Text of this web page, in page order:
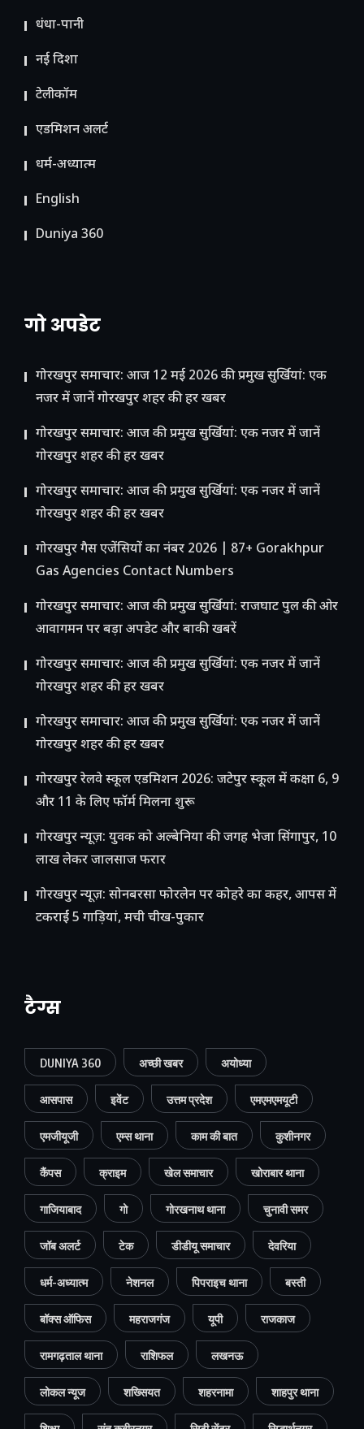
धंधा-पानी
नई दिशा
टेलीकॉम
ए​डमिशन अलर्ट
धर्म-अध्यात्म
English
Duniya 360
गो अपडेट
गोरखपुर समाचार: आज 12 मई 2026 की प्रमुख सुर्खियां: एक
नजर में जानें गोरखपुर शहर की हर खबर
गोरखपुर समाचार: आज की प्रमुख सुर्खियां: एक नजर में जानें
गोरखपुर शहर की हर खबर
गोरखपुर समाचार: आज की प्रमुख सुर्खियां: एक नजर में जानें
गोरखपुर शहर की हर खबर
गोरखपुर गैस एजेंसियों का नंबर 2026 | 87+ Gorakhpur
Gas Agencies Contact Numbers
गोरखपुर समाचार: आज की प्रमुख सुर्खियां: राजघाट पुल की ओर
आवागमन पर बड़ा अपडेट और बाकी खबरें
गोरखपुर समाचार: आज की प्रमुख सुर्खियां: एक नजर में जानें
गोरखपुर शहर की हर खबर
गोरखपुर समाचार: आज की प्रमुख सुर्खियां: एक नजर में जानें
गोरखपुर शहर की हर खबर
गोरखपुर रेलवे स्कूल एडमिशन 2026: जटेपुर स्कूल में कक्षा 6, 9
और 11 के लिए फॉर्म मिलना शुरू
गोरखपुर न्यूज़: युवक को अल्बेनिया की जगह भेजा सिंगापुर, 10
लाख लेकर जालसाज फरार
गोरखपुर न्यूज़: सोनबरसा फोरलेन पर कोहरे का कहर, आपस में
टकराईं 5 गाड़ियां, मची चीख-पुकार
टैग्स
DUNIYA 360 अच्छी खबर अयोध्या
आसपास इवेंट उत्तम प्रदेश एमएमएमयूटी
एमजीयूजी एम्स थाना काम की बात कुशीनगर
कैंपस क्राइम खेल समाचार खोराबार थाना
गाजियाबाद गो गोरखनाथ थाना चुनावी समर
जॉब अलर्ट टेक डीडीयू समाचार देवरिया
धर्म-अध्यात्म नेशनल पिपराइच थाना बस्ती
बॉक्स ऑफिस महराजगंज यूपी राजकाज
रामगढ़ताल थाना राशिफल लखनऊ
लोकल न्यूज शख्सियत शहरनामा शाहपुर थाना